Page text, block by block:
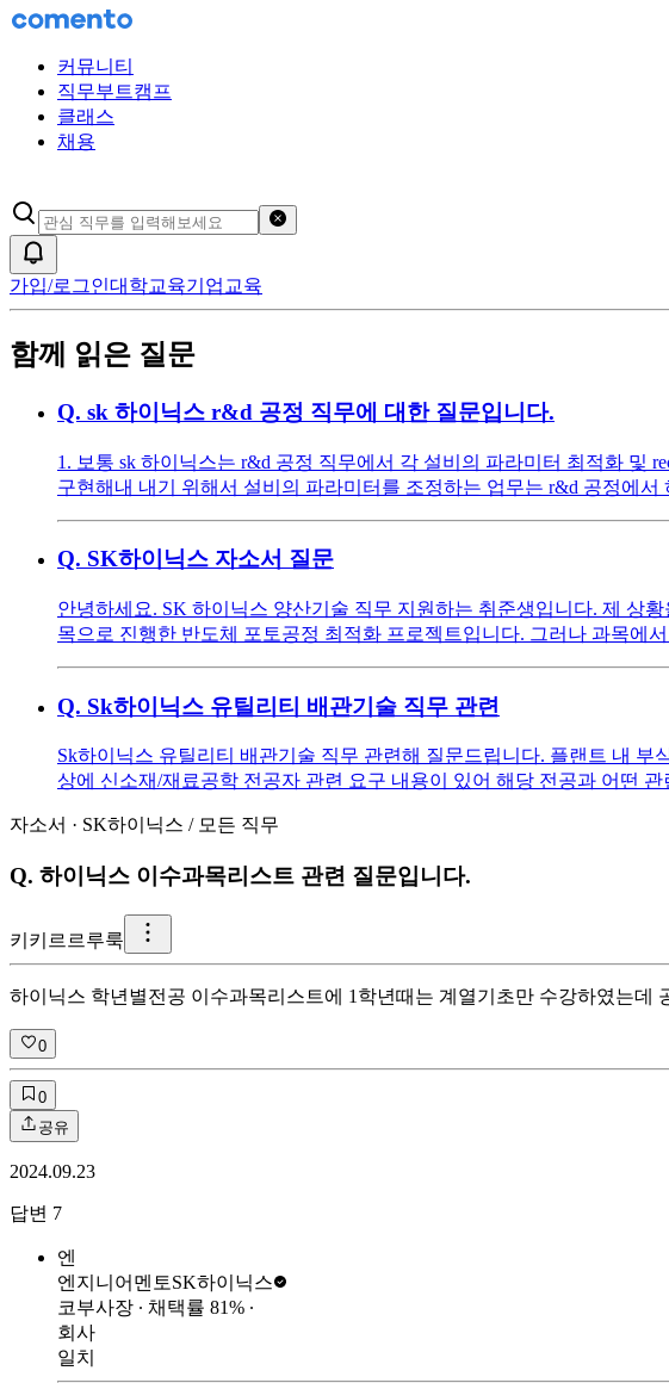
커뮤니티
직무부트캠프
클래스
채용
가입/로그인대학교육기업교육
함께 읽은 질문
Q. sk 하이닉스 r&d 공정 직무에 대한 질문입니다.
1. 보통 sk 하이닉스는 r&d 공정 직무에서 각 설비의 파라미터 최적화 및
구현해내 내기 위해서 설비의 파라미터를 조정하는 업무는 r&d 공정에
Q. SK하이닉스 자소서 질문
안녕하세요. SK 하이닉스 양산기술 직무 지원하는 취준생입니다. 제 상
목으로 진행한 반도체 포토공정 최적화 프로젝트입니다. 그러나 과목에
Q. Sk하이닉스 유틸리티 배관기술 직무 관련
Sk하이닉스 유틸리티 배관기술 직무 관련해 질문드립니다. 플랜트 내
상에 신소재/재료공학 전공자 관련 요구 내용이 있어 해당 전공과 어떤
자소서 · SK하이닉스 / 모든 직무
Q. 하이닉스 이수과목리스트 관련 질문입니다.
키 키르르루룩
하이닉스 학년별전공 이수과목리스트에 1학년때는 계열기초만 수강하였는데
0
0
공유
2024.09.23
답변 7
엔
엔지니어멘토SK하이닉스
코부사장 ∙ 채택률 81% ∙
회사
일치